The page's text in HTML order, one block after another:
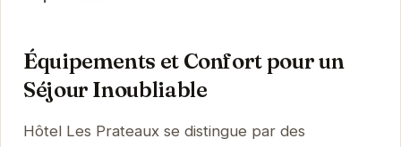
Équipements et Confort pour un
Séjour Inoubliable
Hôtel Les Prateaux se distingue par des